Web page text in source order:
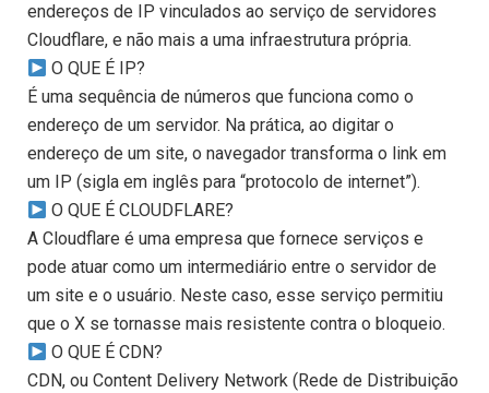
endereços de IP vinculados ao serviço de servidores
Cloudflare, e não mais a uma infraestrutura própria.
O QUE É IP?
É uma sequência de números que funciona como o
endereço de um servidor. Na prática, ao digitar o
endereço de um site, o navegador transforma o link em
um IP (sigla em inglês para “protocolo de internet”).
O QUE É CLOUDFLARE?
A Cloudflare é uma empresa que fornece serviços e
pode atuar como um intermediário entre o servidor de
um site e o usuário. Neste caso, esse serviço permitiu
que o X se tornasse mais resistente contra o bloqueio.
O QUE É CDN?
CDN, ou Content Delivery Network (Rede de Distribuição